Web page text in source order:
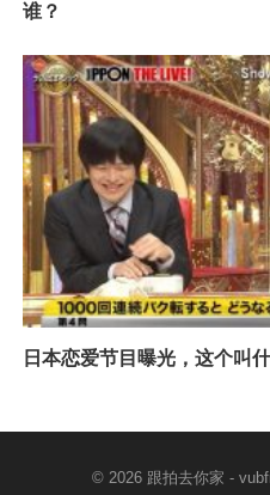
谁？
日本恋爱节目曝光，这个叫
© 2026 跟拍去你家 -